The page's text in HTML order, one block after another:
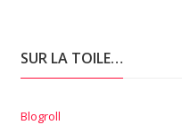
SUR LA TOILE…
Blogroll